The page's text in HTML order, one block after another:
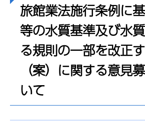
旅館業法施行条例に
等の水質基準及び水
る規則の一部を改正
（案）に関する意見
いて